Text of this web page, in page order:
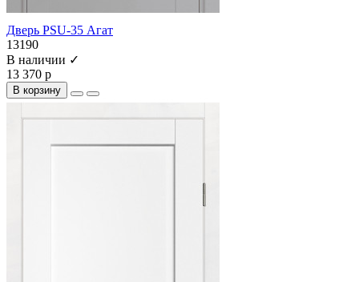
Дверь PSU-35 Агат
13190
В наличии ✓
13 370 р
В корзину